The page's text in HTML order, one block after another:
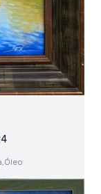
Óleo